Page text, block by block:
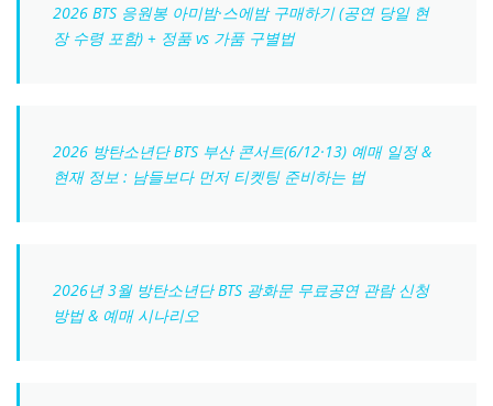
2026 BTS 응원봉 아미밤·스에밤 구매하기 (공연 당일 현
장 수령 포함) + 정품 vs 가품 구별법
2026 방탄소년단 BTS 부산 콘서트(6/12·13) 예매 일정 &
현재 정보 : 남들보다 먼저 티켓팅 준비하는 법
2026년 3월 방탄소년단 BTS 광화문 무료공연 관람 신청
방법 & 예매 시나리오